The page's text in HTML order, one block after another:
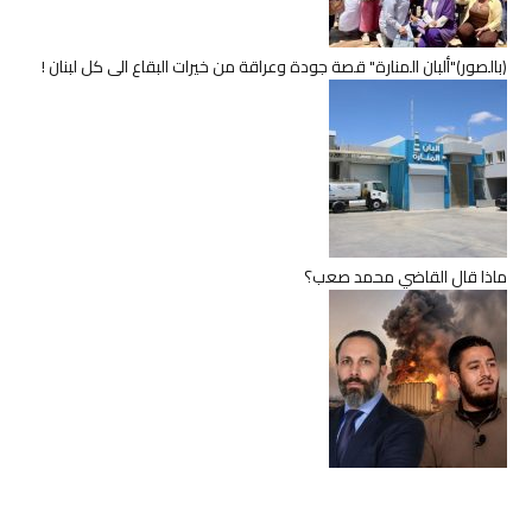
(بالصور)"ألبان المنارة" قصة جودة وعراقة من خيرات البقاع الى كل لبنان !
ماذا قال القاضي محمد صعب؟